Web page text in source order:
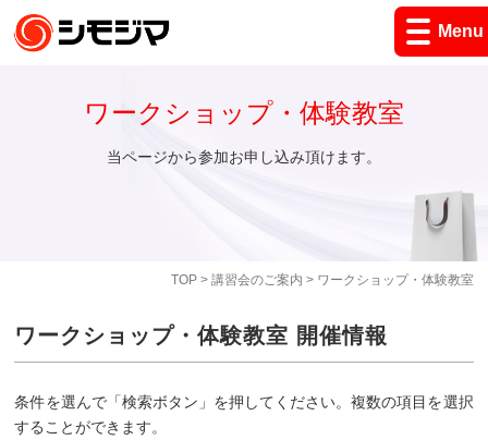
Menu
TOP> 講習会のご案内 > ワークショップ・体験教室
ワークショップ・体験教室
当ページから参加お申し込み頂けます。
ワークショップ・体験教室 開催情報
条件を選んで「検索ボタン」を押してください。複数の項目を選択
することができます。